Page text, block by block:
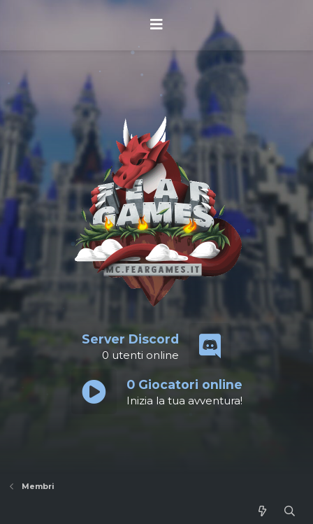
Server Discord
0 utenti online
0Giocatori online
Inizia la tua avventura!
Membri